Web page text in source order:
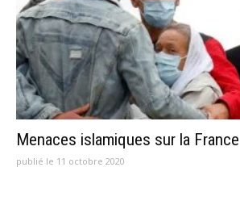
Menaces islamiques sur la France
publié le 11 octobre 2020